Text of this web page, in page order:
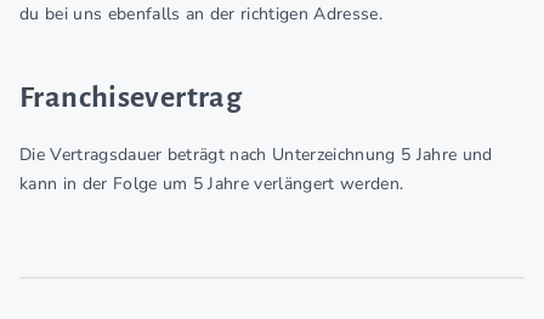
du bei uns ebenfalls an der richtigen Adresse.
Franchisevertrag
Die Vertragsdauer beträgt nach Unterzeichnung 5 Jahre und
kann in der Folge um 5 Jahre verlängert werden.